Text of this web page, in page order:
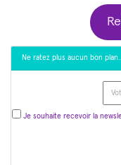
Ne ratez plus aucun bon
Je souhaite recevoir la